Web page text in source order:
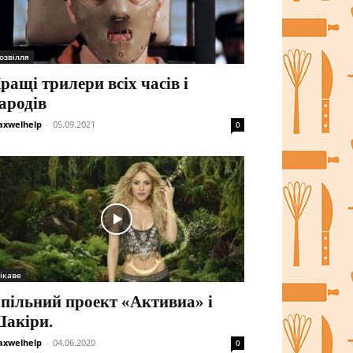
трилери всіх часів і
- 05.09.2021 0
проект «Активиа» і
- 04.06.2020 0